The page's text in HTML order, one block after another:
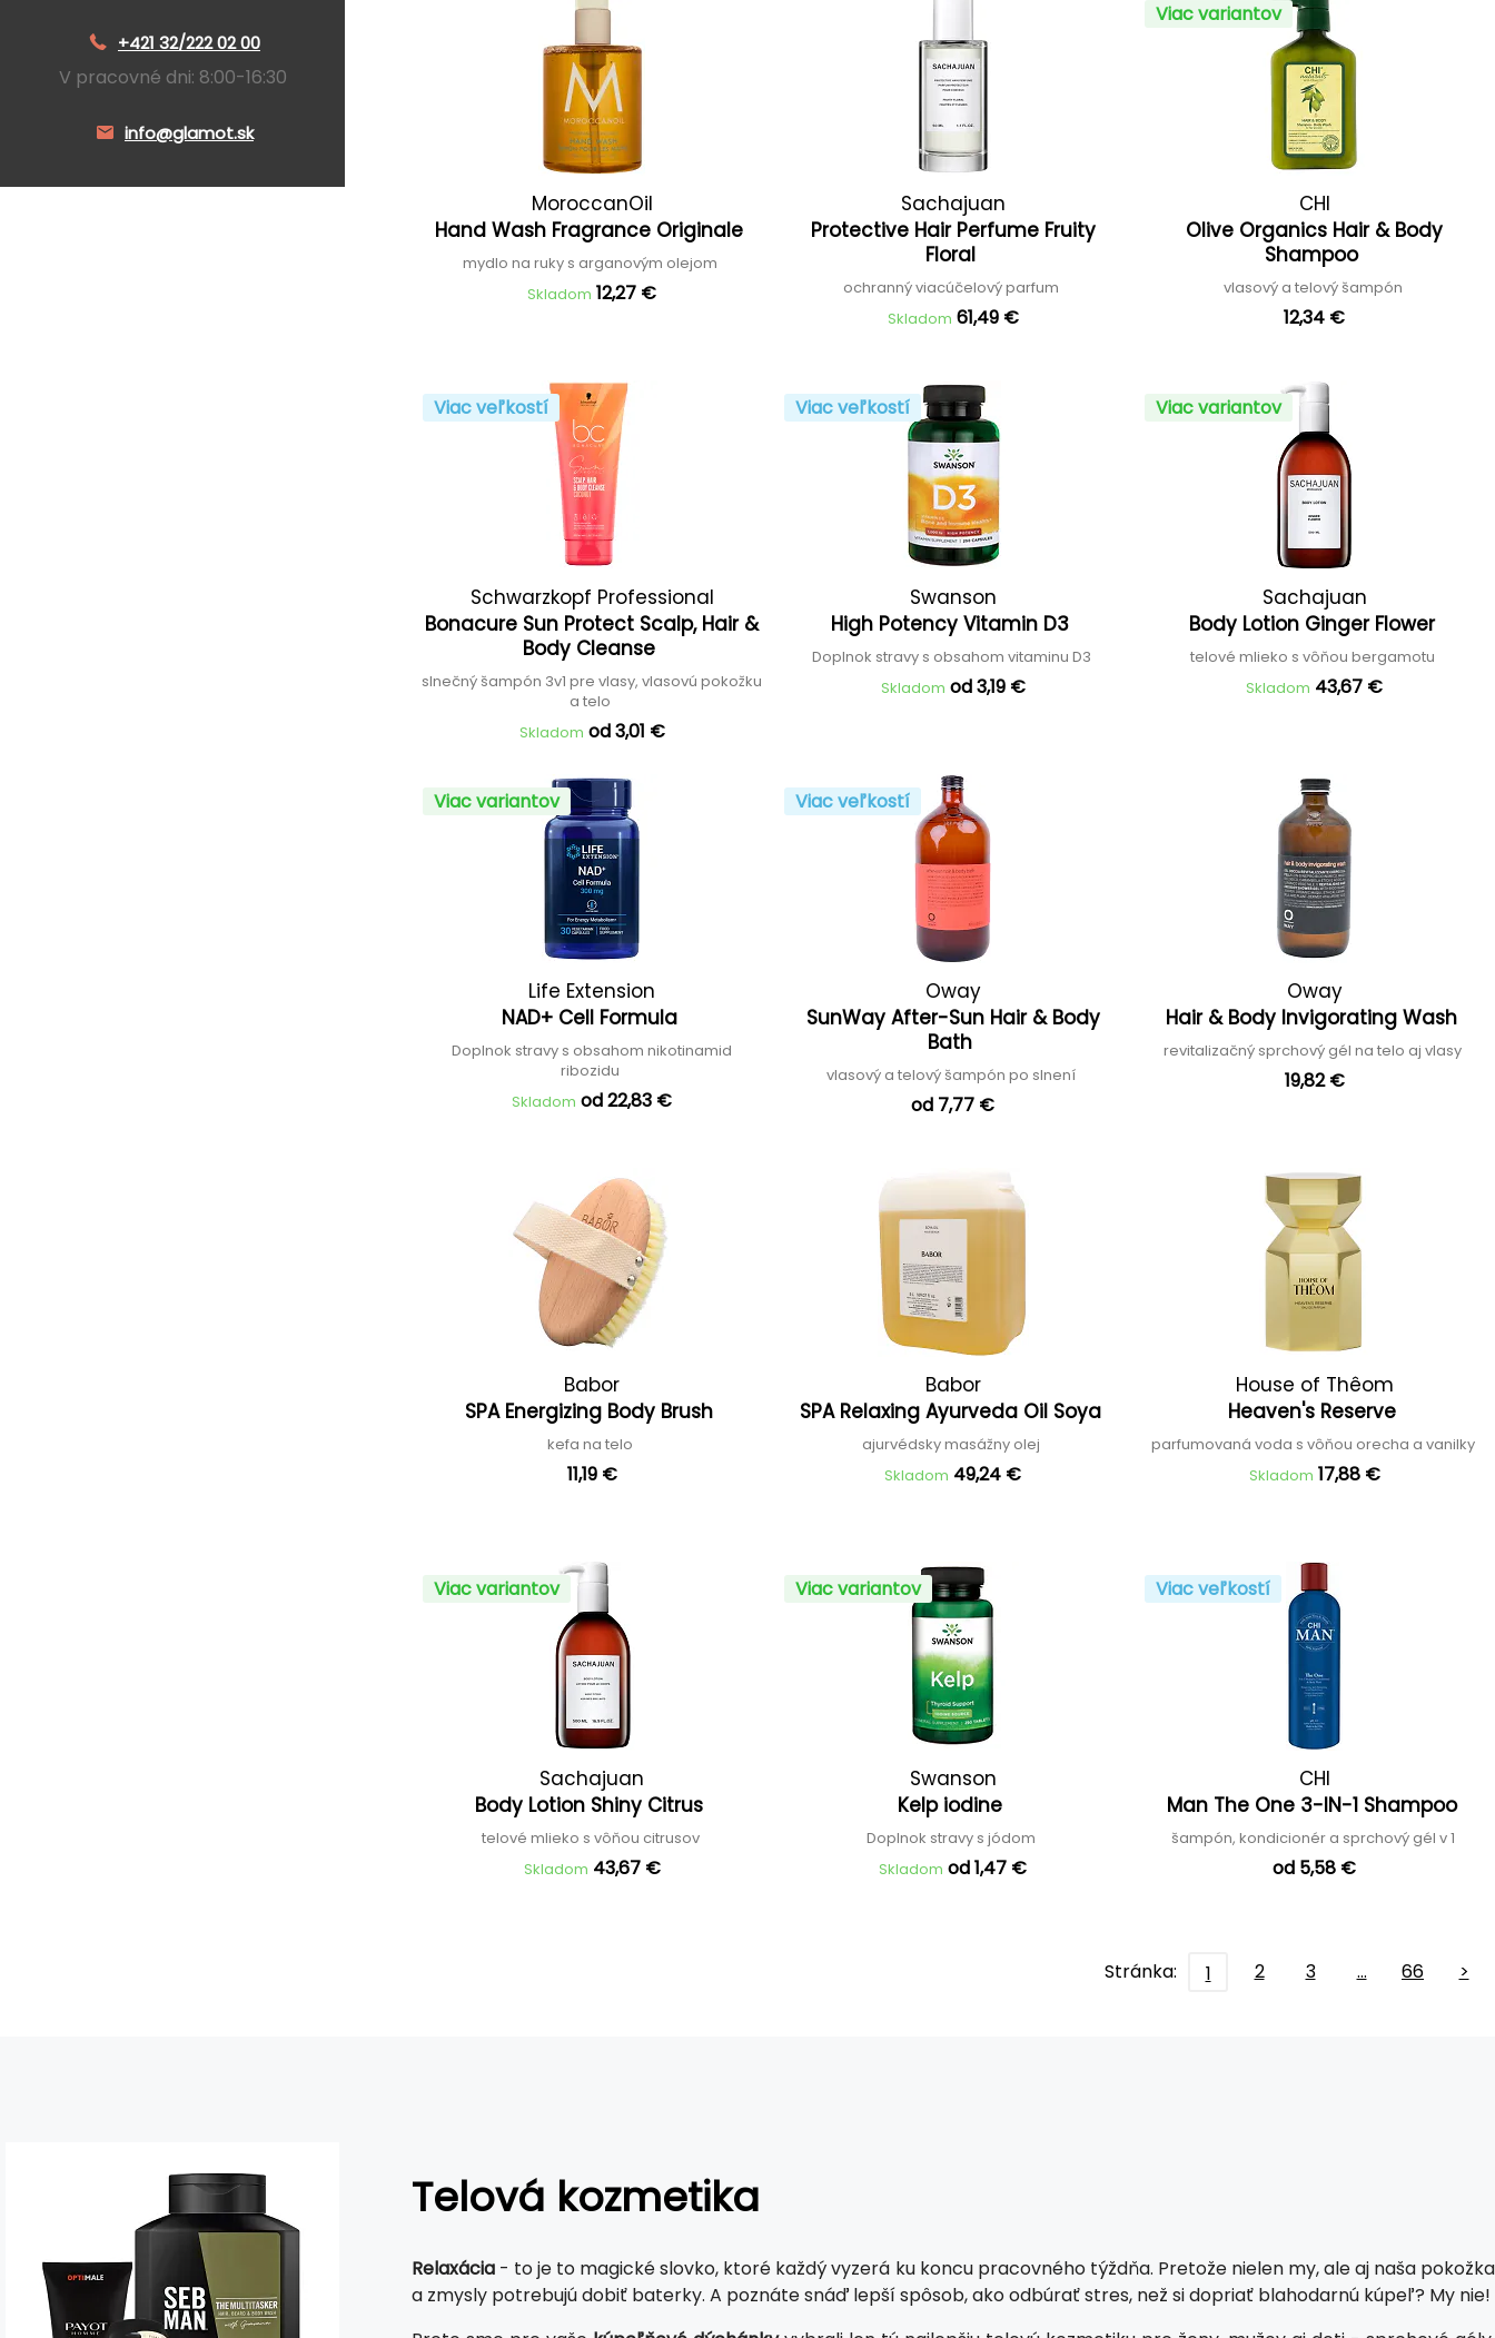
+421 32/222 02 00
V pracovné dni: 8:00-16:30
info@glamot.sk
MoroccanOil
Hand Wash Fragrance Originale
mydlo na ruky s arganovým olejom
Skladom 12,27 €
Sachajuan
Protective Hair Perfume Fruity
Floral
ochranný viacúčelový parfum
Skladom 61,49 €
Viac variantov
CHI
Olive Organics Hair & Body
Shampoo
vlasový a telový šampón
12,34 €
Viac veľkostí
Schwarzkopf Professional
Bonacure Sun Protect Scalp, Hair &
Body Cleanse
slnečný šampón 3v1 pre vlasy, vlasovú pokožku
a telo
Skladom od 3,01 €
Viac veľkostí
Swanson
High Potency Vitamin D3
Doplnok stravy s obsahom vitaminu D3
Skladom od 3,19 €
Viac variantov
Sachajuan
Body Lotion Ginger Flower
telové mlieko s vôňou bergamotu
Skladom 43,67 €
Viac variantov
Life Extension
NAD+ Cell Formula
Doplnok stravy s obsahom nikotinamid
ribozidu
Skladom od 22,83 €
Viac veľkostí
Oway
SunWay After-Sun Hair & Body
Bath
vlasový a telový šampón po slnení
od 7,77 €
Oway
Hair & Body Invigorating Wash
revitalizačný sprchový gél na telo aj vlasy
19,82 €
Babor
SPA Energizing Body Brush
kefa na telo
11,19 €
Babor
SPA Relaxing Ayurveda Oil Soya
ajurvédsky masážny olej
Skladom 49,24 €
House of Thêom
Heaven's Reserve
parfumovaná voda s vôňou orecha a vanilky
Skladom 17,88 €
Viac variantov
Sachajuan
Body Lotion Shiny Citrus
telové mlieko s vôňou citrusov
Skladom 43,67 €
Viac variantov
Swanson
Kelp iodine
Doplnok stravy s jódom
Skladom od 1,47 €
Viac veľkostí
CHI
Man The One 3-IN-1 Shampoo
šampón, kondicionér a sprchový gél v 1
od 5,58 €
Stránka: 1 2 3 … 66 >
Telová kozmetika
Relaxácia - to je to magické slovko, ktoré každý vyzerá ku koncu pracovného týždňa. Pretože nielen my, ale aj naša pokožka
a zmysly potrebujú dobiť baterky. A poznáte snáď lepší spôsob, ako odbúrať stres, než si dopriať blahodarnú kúpeľ? My nie!